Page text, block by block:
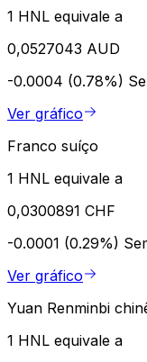
1 HNL equivale a
0,0527043 AUD
-0.0004 (0.78%)
Ver gráfico
Franco suíço
1 HNL equivale a
0,0300891 CHF
-0.0001 (0.29%)
Ver gráfico
Yuan Renminbi
1 HNL equivale a